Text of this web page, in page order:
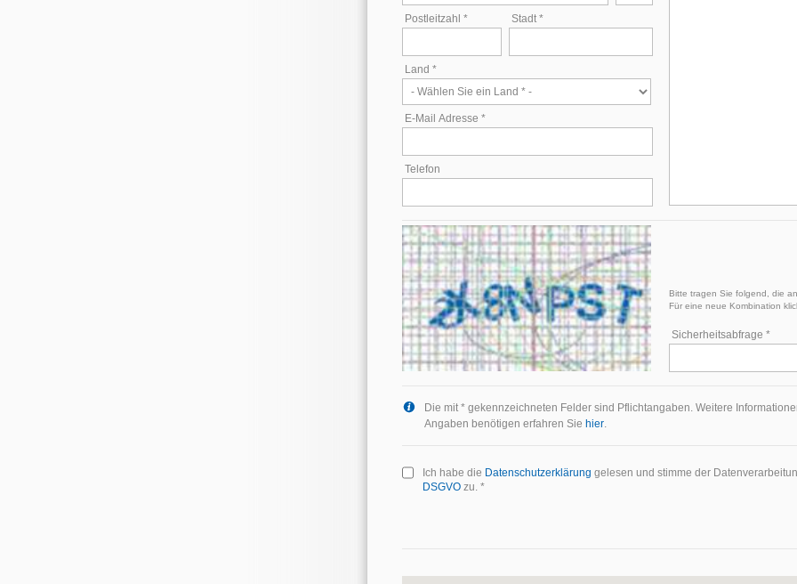
Postleitzahl * Stadt *
Land *
E-Mail Adresse *
Telefon
Bitte tragen Sie folgend, die
Für eine neue Kombination
Sicherheitsabfrage *
Die mit * gekennzeichneten Felder sind Pflichtangaben. Weitere
Angaben benötigen erfahren Sie hier.
Ich habe die Datenschutzerklärung gelesen und stimme der
DSGVO zu. *